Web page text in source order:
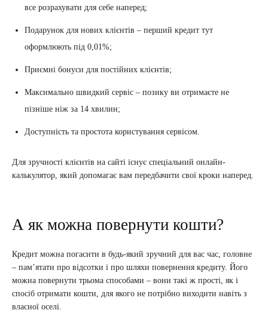
все розрахувати для себе наперед;
Подарунок для нових клієнтів – перший кредит тут
оформлюють під 0,01%;
Приємні бонуси для постійних клієнтів;
Максимально швидкий сервіс – позику ви отримаєте не
пізніше ніж за 14 хвилин;
Доступність та простота користування сервісом.
Для зручності клієнтів на сайті існує спеціальний онлайн-
калькулятор, який допомагає вам передбачити свої кроки наперед.
А як можна повернути кошти?
Кредит можна погасити в будь-який зручний для вас час, головне
– пам’ятати про відсотки і про шляхи повернення кредиту. Його
можна повернути трьома способами – вони такі ж прості, як і
спосіб отримати кошти, для якого не потрібно виходити навіть з
власної оселі.